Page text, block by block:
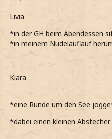
Livia
*in der GH beim Abendessen
*in meinem Nudelauflauf
Kiara
*eine Runde um den See
*dabei einen kleinen